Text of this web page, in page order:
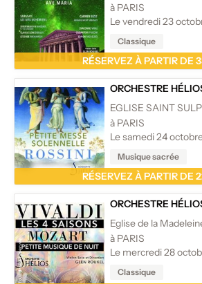
à PARIS
Le vendredi 23
Classique
RÉSERVEZ À PARTIR DE
ORCHESTRE
EGLISE SAINT
à PARIS
Le samedi 24
Musique sacrée
RÉSERVEZ À PARTIR DE
ORCHESTRE
Eglise de la
à PARIS
Le mercredi 28
Classique